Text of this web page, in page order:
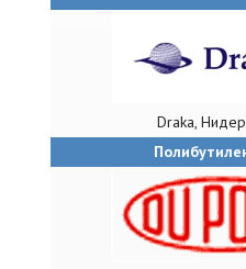
Draka,